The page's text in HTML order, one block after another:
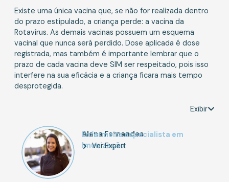
Existe uma única vacina que, se não for realizada dentro
do prazo estipulado, a criança perde: a vacina da
Rotavírus. As demais vacinas possuem um esquema
vacinal que nunca será perdido. Dose aplicada é dose
registrada, mas também é importante lembrar que o
prazo de cada vacina deve SIM ser respeitado, pois isso
interfere na sua eficácia e a criança ficara mais tempo
desprotegida.
Exibir
Alana Fernandes
Enfermeira especialista em
Imunização
Ver Expert